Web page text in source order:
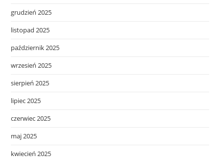
grudzień 2025
listopad 2025
październik 2025
wrzesień 2025
sierpień 2025
lipiec 2025
czerwiec 2025
maj 2025
kwiecień 2025